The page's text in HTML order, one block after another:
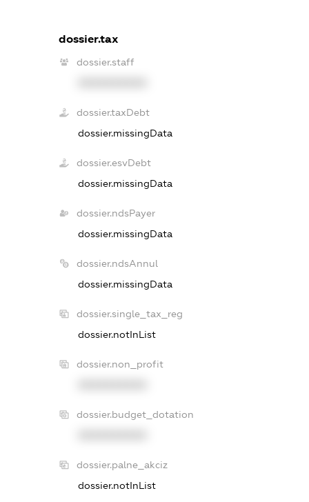
dossier.tax
dossier.staff
dossier.taxDebt
dossier.missingData
dossier.esvDebt
dossier.missingData
dossier.ndsPayer
dossier.missingData
dossier.ndsAnnul
dossier.missingData
dossier.single_tax_reg
dossier.notInList
dossier.non_profit
dossier.budget_dotation
dossier.palne_akciz
dossier.notInList